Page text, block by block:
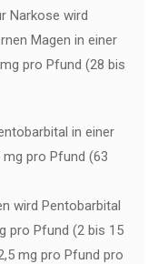
Narkose wird
Magen in einer
pro Pfund (28 bis
in einer
pro Pfund (63
wird Pentobarbital
pro Pfund (2 bis 15
mg pro Pfund pro